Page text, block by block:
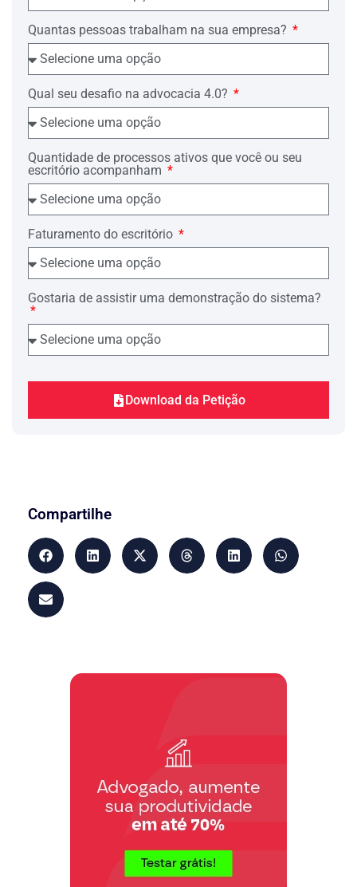
Quantas pessoas trabalham na sua empresa?
Qual seu desafio na advocacia 4.0?
Quantidade de processos ativos que você ou seu
escritório acompanham
Faturamento do escritório
Gostaria de assistir uma demonstração do sistema?
Download da Petição
Compartilhe